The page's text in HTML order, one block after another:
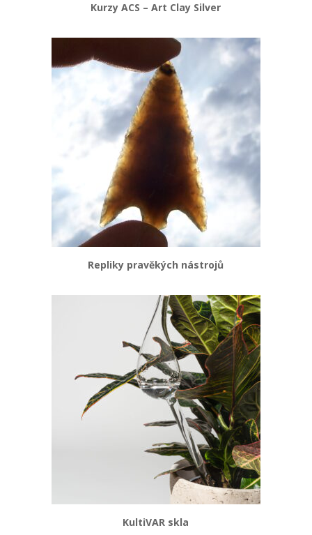
Kurzy ACS – Art Clay Silver
Repliky pravěkých nástrojů
KultiVAR skla